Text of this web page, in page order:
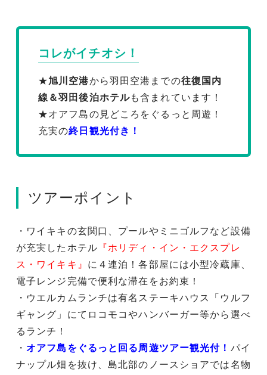
コレがイチオシ！
★旭川空港から羽田空港までの往復国内
線＆羽田後泊ホテルも含まれています！
★オアフ島の見どころをぐるっと周遊！
充実の終日観光付き！
ツアーポイント
・ワイキキの玄関口、プールやミニゴルフなど設備
が充実したホテル 『ホリディ・イン・エクスプレ
ス・ワイキキ』 に４連泊！各部屋には小型冷蔵庫、
電子レンジ完備で便利な滞在をお約束！
・ウエルカムランチは有名ステーキハウス「ウルフ
ギャング」にてロコモコやハンバーガー等から選べ
るランチ！
・オアフ島をぐるっと回る周遊ツアー観光付！ パイ
ナップル畑を抜け、島北部のノースショアでは名物